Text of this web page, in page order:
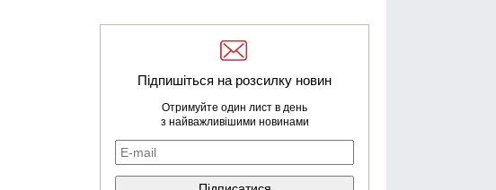
Підпишіться на розсилку новин
Отримуйте один лист в день
з найважливішими новинами